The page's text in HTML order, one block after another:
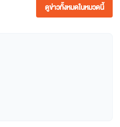
ดูข่าวทั้งหมดในหมวดนี้